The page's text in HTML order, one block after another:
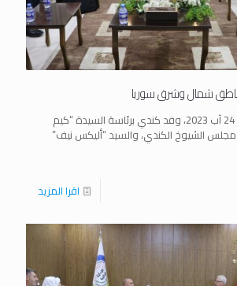
شمال وشرق سوريا
زار الخميس الفائت 24 آب 2023، وفد كندي برئاسة السيدة “كيم
مجلس الشيوخ الكندي، والسيد “أليكس نيف”
اقرا المزيد